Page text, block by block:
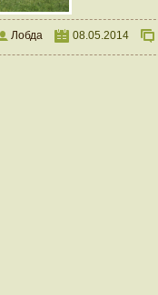
Лобда 08.05.2014